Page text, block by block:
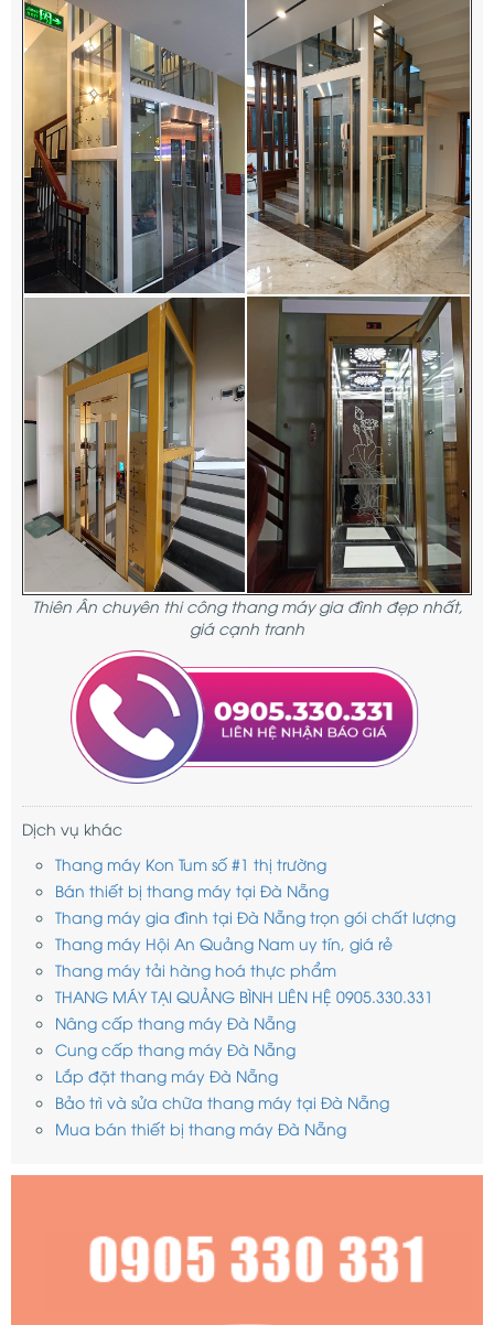
Thiên Ân chuyên thi công thang máy gia đình đẹp nhất,
giá cạnh tranh
Dịch vụ khác
Thang máy Kon Tum số #1 thị trường
Bán thiết bị thang máy tại Đà Nẵng
Thang máy gia đình tại Đà Nẵng trọn gói chất lượng
Thang máy Hội An Quảng Nam uy tín, giá rẻ
Thang máy tải hàng hoá thực phẩm
THANG MÁY TẠI QUẢNG BÌNH LIÊN HỆ 0905.330.331
Nâng cấp thang máy Đà Nẵng
Cung cấp thang máy Đà Nẵng
Lắp đặt thang máy Đà Nẵng
Bảo trì và sửa chữa thang máy tại Đà Nẵng
Mua bán thiết bị thang máy Đà Nẵng